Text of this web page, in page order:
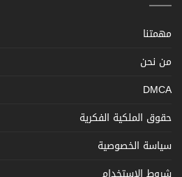
مهمتنا
من نحن
DMCA
حقوق الملكية الفكرية
سياسة الخصوصية